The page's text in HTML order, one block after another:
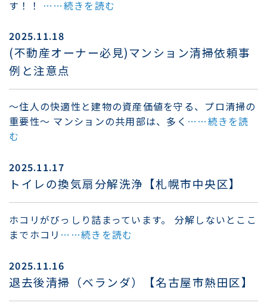
す！！ ……続きを読む
2025.11.18
(不動産オーナー必見)マンション清掃依頼事
例と注意点
〜住人の快適性と建物の資産価値を守る、プロ清掃の
重要性〜 マンションの共用部は、多く ……続きを読
む
2025.11.17
トイレの換気扇分解洗浄【札幌市中央区】
ホコリがびっしり詰まっています。 分解しないとここ
までホコリ ……続きを読む
2025.11.16
退去後清掃（ベランダ）【名古屋市熱田区】